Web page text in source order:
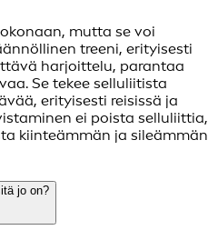
mutta se voi
treeni, erityisesti
harjoittelu, parantaa
Se tekee selluliitista
erityisesti reisissä ja
ei poista selluliittia,
kiinteämmän ja sileämmän
jo on?